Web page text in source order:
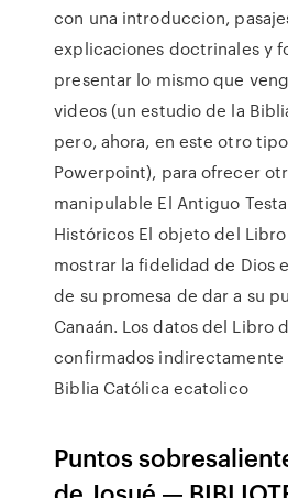
con una introduccion,
explicaciones doctrinales y
presentar lo mismo que
videos (un estudio de la
pero, ahora, en este otro
Powerpoint), para ofrecer
manipulable El Antiguo
Históricos El objeto del Libro
mostrar la fidelidad de Dios
de su promesa de dar a su
Canaán. Los datos del Libro
confirmados indirectamente
Biblia Católica ecatolico
Puntos